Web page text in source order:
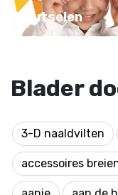
Knutselen
Blader
3-D naaldvilten
accessoires